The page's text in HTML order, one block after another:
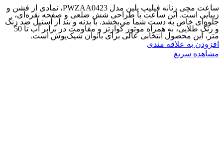
ساعت مچی زنانه فیلیپ پلین مدل PWZAA0423، نمادی از فشن و
زیبایی است. این ساعت با طراحی شش ضلعی و صفحه نقره‌ای،
جلوه‌ای خاص به دست شما می‌بخشد. با بدنه و بند از استیل ضد زنگ
و رنگ طلایی، به همراه موتور کوارتز و مقاومت در برابر آب تا 50
متر، این محصول انتخابی عالی برای بانوان شیک‌پوش است.
افزودن به علاقه مندی
مشاهده سریع